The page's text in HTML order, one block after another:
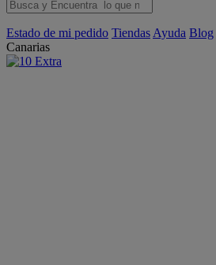
Estado de mi pedido Tiendas Ayuda Blog
Canarias